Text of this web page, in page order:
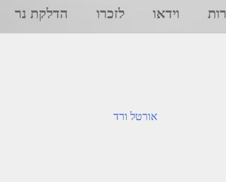
וידאו לזכרו הדלקת נר
אורטל ורד